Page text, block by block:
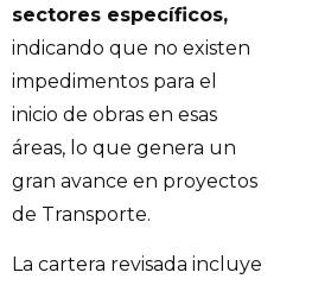
sectores específicos,
indicando que no existen
impedimentos para el
inicio de obras en esas
áreas, lo que genera un
gran avance en proyectos
de Transporte.
La cartera revisada incluye